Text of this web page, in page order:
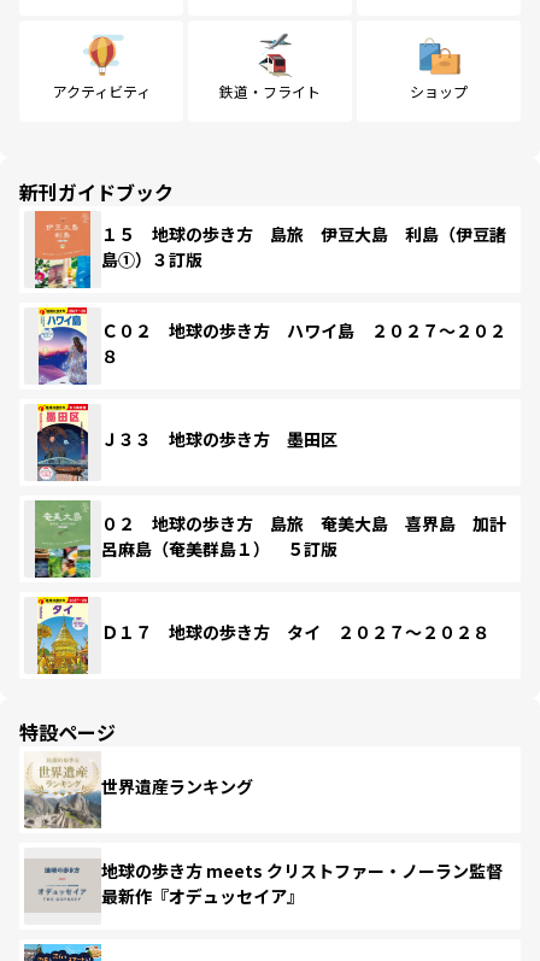
アクティビティ 鉄道・フライト ショップ
新刊ガイドブック
１５ 地球の歩き方 島旅 伊豆大島 利島（伊豆諸
島①）３訂版
Ｃ０２ 地球の歩き方 ハワイ島 ２０２７～２０２
８
Ｊ３３ 地球の歩き方 墨田区
０２ 地球の歩き方 島旅 奄美大島 喜界島 加計
呂麻島（奄美群島１） ５訂版
Ｄ１７ 地球の歩き方 タイ ２０２７～２０２８
特設ページ
世界遺産ランキング
地球の歩き方 meets クリストファー・ノーラン監督
最新作『オデュッセイア』